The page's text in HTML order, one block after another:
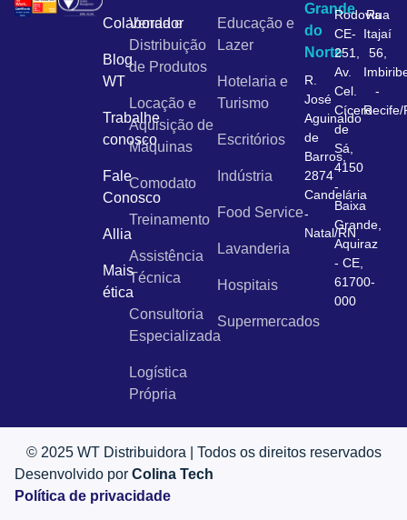
Colaborador
Blog
WT
Trabalhe
conosco
Fale
Conosco
Allia
Mais
ética
Venda e
Distribuição
de Produtos
Locação e
Aquisição de
Máquinas
Comodato
Treinamento
Assistência
Técnica
Consultoria
Especializada
Logística
Própria
Educação e
Lazer
Hotelaria e
Turismo
Escritórios
Indústria
Food Service
Lavanderia
Hospitais
Supermercados
Grande
do
Norte
R.
José
Aguinaldo
de
Barros,
2874
Candelária
-
Natal/RN
Rodovia
CE-
251,
Av.
Cel.
Cícero
de
Sá,
4150
-
Baixa
Grande,
Aquiraz
- CE,
61700-
000
Rua
Itajaí
56,
-
Recife/
© 2025 WT Distribuidora | Todos os direitos reservados
Desenvolvido por Colina Tech
Política de privacidade